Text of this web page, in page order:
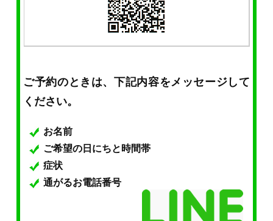
ご予約のときは、下記内容をメッセージして
ください。
お名前
ご希望の日にちと時間帯
症状
通がるお電話番号